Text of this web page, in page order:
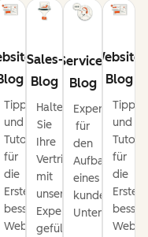
Tipps
und
Tutorials
für
die
Erstellung
besserer
Websites.
Sales-
Blog
Halten
Sie
Ihre
Vertriebspipeline
mit
unseren
Expertentipps
gefüllt.
Service-
Blog
Expertentipps
für
den
Aufbau
eines
Website-
Blog
Tipps
und
für
die